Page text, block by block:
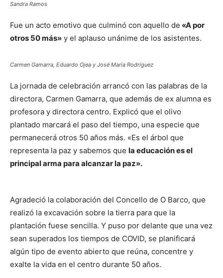
Sandra Ramos
Fue un acto emotivo que culminó con aquello de «A por
otros 50 más» y el aplauso unánime de los asistentes.
Carmen Gamarra, Eduardo Ojea y José María Rodríguez
La jornada de celebración arrancó con las palabras de la
directora, Carmen Gamarra, que además de ex alumna es
profesora y directora centro. Explicó que el olivo
plantado marcará el paso del tiempo, una especie que
permanecerá otros 50 años más. «Es el árbol que
representa la paz y sabemos que la educación es el
principal arma para alcanzar la paz».
Agradeció la colaboración del Concello de O Barco, que
realizó la excavación sobre la tierra para que la
plantación fuese sencilla. Y puso por delante que una vez
sean superados los tiempos de COVID, se planificará
algún tipo de evento abierto que reúna, concentre y
exalte la vida en el centro durante 50 años.